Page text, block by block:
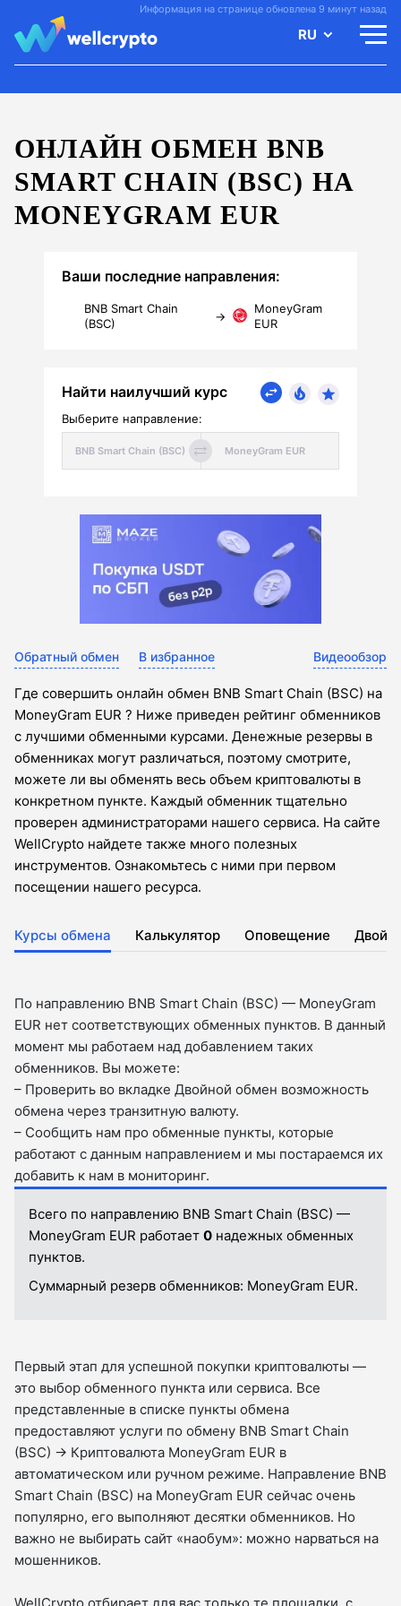
Информация на странице обновлена 9 минут назад
RU
ОНЛАЙН ОБМЕН BNB
SMART CHAIN (BSC) НА
MONEYGRAM EUR
Ваши последние направления:
BNB Smart Chain
(BSC)
→
MoneyGram
EUR
Найти наилучший курс
Выберите направление:
Обратный обмен В избранное Видеообзор
Где совершить онлайн обмен BNB Smart Chain (BSC) на
MoneyGram EUR ? Ниже приведен рейтинг обменников
с лучшими обменными курсами. Денежные резервы в
обменниках могут различаться, поэтому смотрите,
можете ли вы обменять весь объем криптовалюты в
конкретном пункте. Каждый обменник тщательно
проверен администраторами нашего сервиса. На сайте
WellCrypto найдете также много полезных
инструментов. Ознакомьтесь с ними при первом
посещении нашего ресурса.
Курсы обмена Калькулятор Оповещение
По направлению BNB Smart Chain (BSC) — MoneyGram
EUR нет соответствующих обменных пунктов. В данный
момент мы работаем над добавлением таких
обменников. Вы можете:
– Проверить во вкладкe Двойной обмен возможность
обмена через транзитную валюту.
– Сообщить нам про обменные пункты, которые
работают с данным направлением и мы постараемся их
добавить к нам в мониторинг.
Всего по направлению BNB Smart Chain (BSC) —
MoneyGram EUR работает 0 надежных обменных
пунктов.
Суммарный резерв обменников: MoneyGram EUR.
Первый этап для успешной покупки криптовалюты —
это выбор обменного пункта или сервиса. Все
представленные в списке пункты обмена
предоставляют услуги по обмену BNB Smart Chain
(BSC) → Криптовалюта MoneyGram EUR в
автоматическом или ручном режиме. Направление BNB
Smart Chain (BSC) на MoneyGram EUR сейчас очень
популярно, его выполняют десятки обменников. Но
важно не выбирать сайт «наобум»: можно нарваться на
мошенников.